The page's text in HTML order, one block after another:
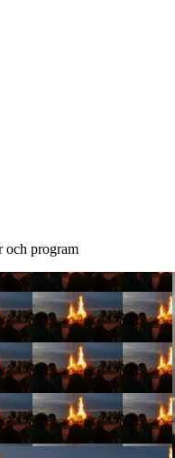
och program